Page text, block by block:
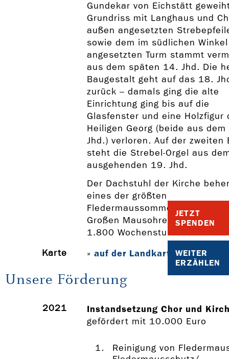
JETZT
SPENDEN
WEITER
ERZÄHLEN
Gundekar von Eichstätt
Grundriss mit Langhaus und
außen angesetzten
sowie dem im südlichen Winkel
angesetzten Turm stammt
aus dem späten 14. Jhd. Die
Baugestalt geht auf das 18.
zurück – damals ging die alte
Einrichtung ging bis auf die
Glasfenster und eine Holzfigur
Heiligen Georg (beide aus
Jhd.) verloren. Auf der zweiten
steht die Strebel-Orgel aus
ausgehenden 19. Jhd.
Der Dachstuhl der Kirche
eines der größten
Fledermaussommerquartiere
Großen Mausohren in Bayern
1.800 Wochenstubentieren.
Karte
» auf der Landkarte anzeigen
Unsere Förderung
2021 Instandsetzung Chor und
gefördert mit 10.000 Euro
Reinigung von